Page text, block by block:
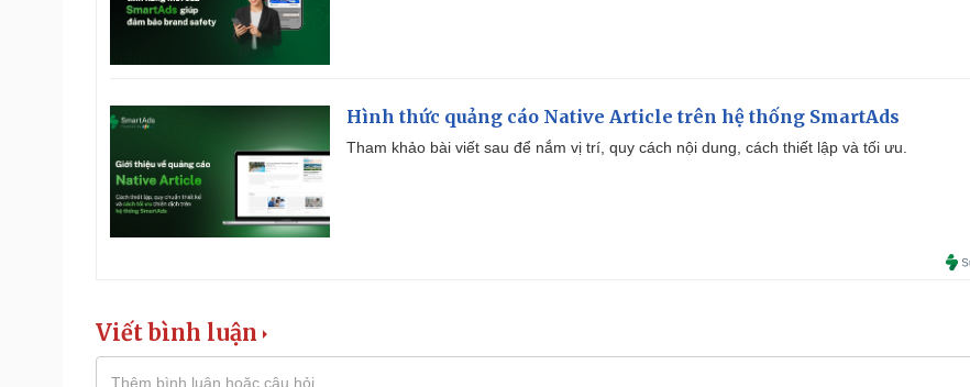
Hình thức quảng cáo Native Article trên hệ thống SmartAds
Tham khảo bài viết sau để nắm vị trí, quy cách nội dung, cách thiết lập và tối ưu.
Viết bình luận